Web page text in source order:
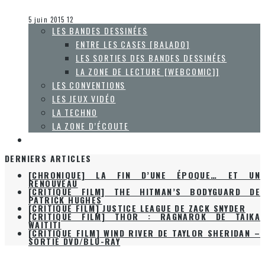
5 juin 2015 12
LES BANDES DESSINÉES
ENTRE LES CASES [BALADO]
LES SORTIES DES BANDES DESSINÉES
LA ZONE DE LECTURE [WEBCOMIC]]
LES CONVENTIONS
LES JEUX VIDÉO
LA TECHNO
LA ZONE D’ÉCOUTE
DERNIERS ARTICLES
[CHRONIQUE] LA FIN D’UNE ÉPOQUE… ET UN
RENOUVEAU
[CRITIQUE FILM] THE HITMAN’S BODYGUARD DE
PATRICK HUGHES
[CRITIQUE FILM] JUSTICE LEAGUE DE ZACK SNYDER
[CRITIQUE FILM] THOR : RAGNAROK DE TAIKA
WAITITI
[CRITIQUE FILM] WIND RIVER DE TAYLOR SHERIDAN –
SORTIE DVD/BLU-RAY